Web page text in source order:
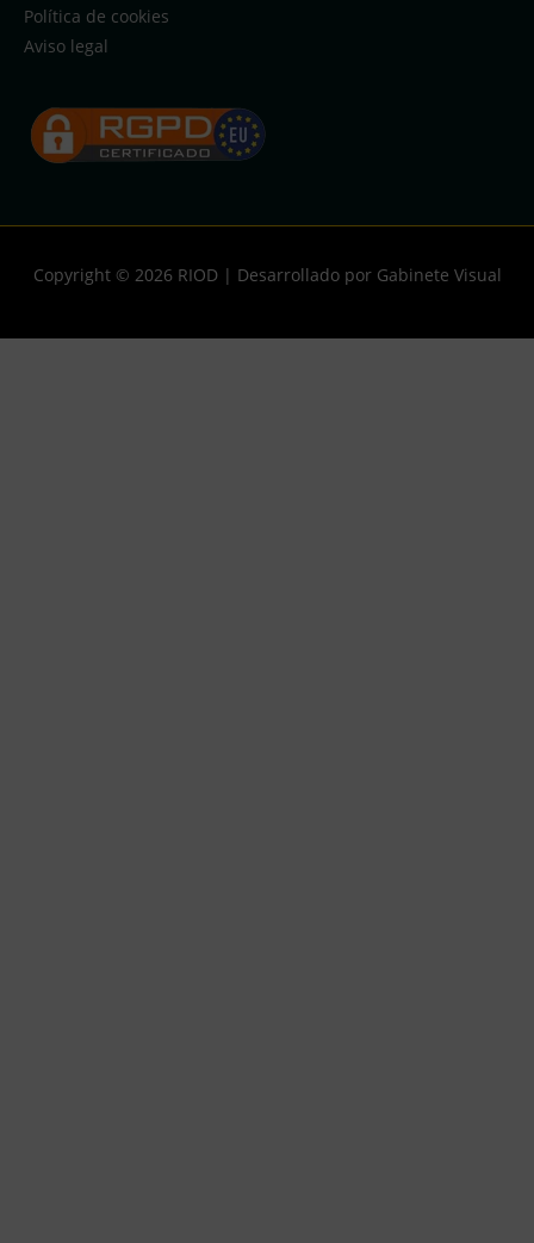
Política de cookies
Aviso legal
Copyright © 2026 RIOD| Desarrollado por Gabinete Visual